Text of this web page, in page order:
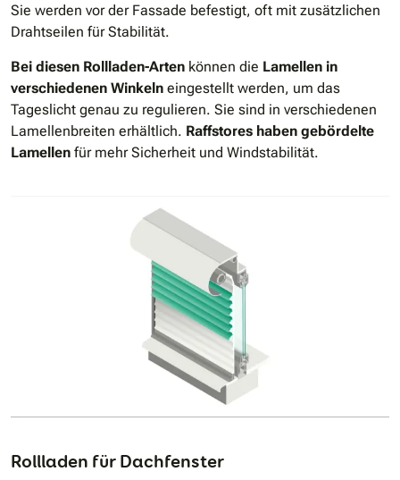
Sie werden vor der Fassade befestigt, oft mit zusätzlichen
Drahtseilen für Stabilität.
Bei diesen Rollladen-Arten können die Lamellen in
verschiedenen Winkeln eingestellt werden, um das
Tageslicht genau zu regulieren. Sie sind in verschiedenen
Lamellenbreiten erhältlich. Raffstores haben gebördelte
Lamellen für mehr Sicherheit und Windstabilität.
Rollladen für Dachfenster